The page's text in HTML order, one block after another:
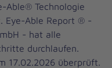
Able® Technologie
Eye-Able Report ® -
- hat alle
durchlaufen.
17.02.2026 überprüft.